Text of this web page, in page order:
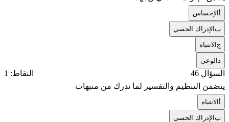
الإحساس
بالإدراك الحسي
جالانتباه
الوعي
السؤال 46
النقاط: 1
يتضمن التنظيم والتفسير لما ندرك من منبهات
الانتباه
بالإدراك الحسي